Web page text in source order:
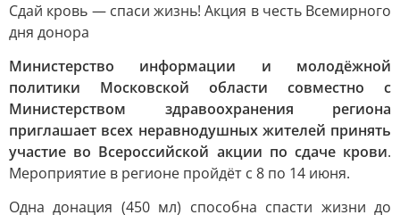
Сдай кровь — спаси жизнь! Акция в честь Всемирного
дня донора
Министерство информации и молодёжной
политики Московской области совместно с
Министерством здравоохранения региона
приглашает всех неравнодушных жителей принять
участие во Всероссийской акции по сдаче крови.
Мероприятие в регионе пройдёт с 8 по 14 июня.
Одна донация (450 мл) способна спасти жизни до